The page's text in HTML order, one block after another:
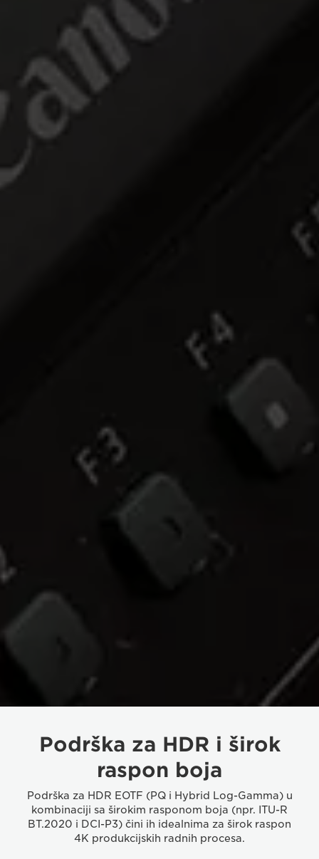
Podrška za HDR i širok
raspon boja
Podrška za HDR EOTF (PQ i Hybrid Log-Gamma) u
kombinaciji sa širokim rasponom boja (npr. ITU-R
BT.2020 i DCI-P3) čini ih idealnima za širok raspon
4K produkcijskih radnih procesa.